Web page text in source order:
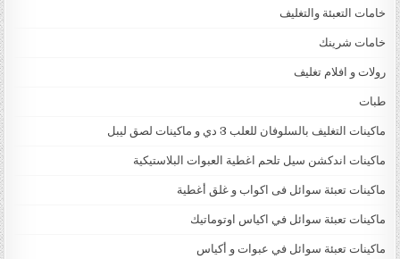
خامات التعبئة والتغليف
خامات شرينك
رولات و افلام تغليف
طبات
ماكينات التغليف بالسلوفان للعلب 3 دي و ماكينات لصق ليبل
ماكينات اندكشن سيل تلحم اغطية العبوات البلاستيكية
ماكينات تعبئة سوائل فى اكواب و غلق أغطية
ماكينات تعبئة سوائل في اكياس اوتوماتيك
ماكينات تعبئة سوائل في عبوات و أكياس